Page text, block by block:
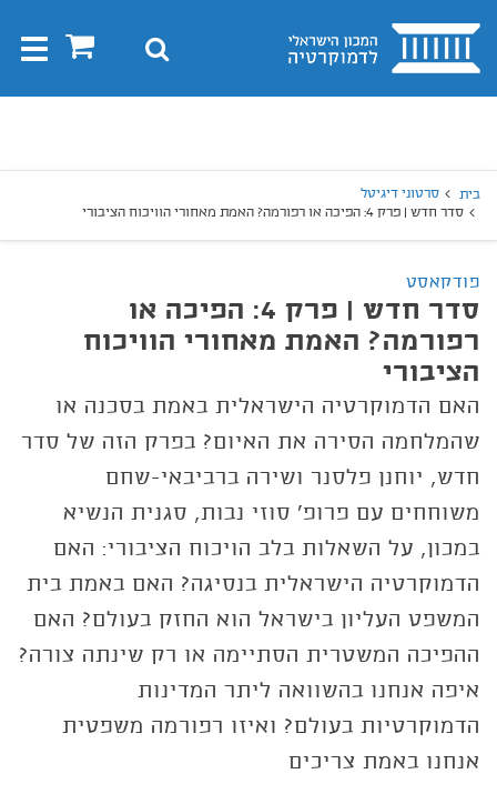
בית 0 חיפוש
בית
סרטוני דיגיטל
סדר חדש | פרק 4: הפיכה או רפורמה? האמת מאחורי הוויכוח הציבורי
פודקאסט
סדר חדש | פרק 4: הפיכה או
רפורמה? האמת מאחורי הוויכוח
הציבורי
האם הדמוקרטיה הישראלית באמת בסכנה או
שהמלחמה הסירה את האיום? בפרק הזה של סדר
חדש, יוחנן פלסנר ושירה ברביבאי-שחם
משוחחים עם פרופ' סוזי נבות, סגנית הנשיא
במכון, על השאלות בלב הויכוח הציבורי: האם
הדמוקרטיה הישראלית בנסיגה? האם באמת בית
המשפט העליון בישראל הוא החזק בעולם? האם
ההפיכה המשטרית הסתיימה או רק שינתה צורה?
איפה אנחנו בהשוואה ליתר המדינות
הדמוקרטיות בעולם? ואיזו רפורמה משפטית
אנחנו באמת צריכים